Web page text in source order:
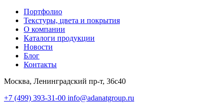
Портфолио
Текстуры, цвета и покрытия
О компании
Каталоги продукции
Новости
Блог
Контакты
Москва, Ленинградский пр-т, 36с40
+7 (499) 393-31-00 info@adanatgroup.ru